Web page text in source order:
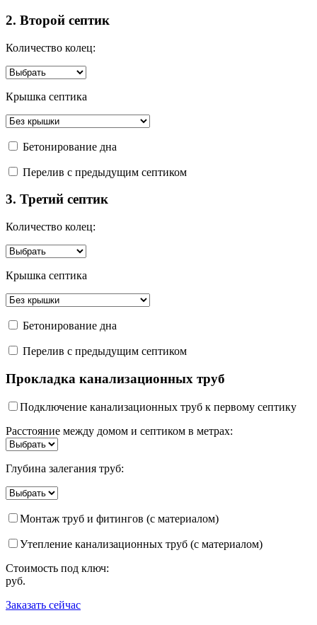
2. Второй септик
Количество колец:
Крышка септика
Бетонирование дна
Перелив с предыдущим септиком
3. Третий септик
Количество колец:
Крышка септика
Бетонирование дна
Перелив с предыдущим септиком
Прокладка канализационных труб
Подключение канализационных труб к первому септику
Расстояние между домом и септиком в метрах:
Глубина залегания труб:
Монтаж труб и фитингов (с материалом)
Утепление канализационных труб (с материалом)
Стоимость под ключ:
руб.
Заказать сейчас